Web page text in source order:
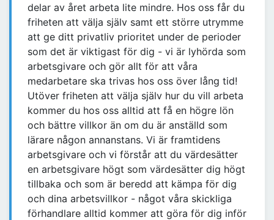
delar av året arbeta lite mindre. Hos oss får du
friheten att välja själv samt ett större utrymme
att ge ditt privatliv prioritet under de perioder
som det är viktigast för dig - vi är lyhörda som
arbetsgivare och gör allt för att våra
medarbetare ska trivas hos oss över lång tid!
Utöver friheten att välja själv hur du vill arbeta
kommer du hos oss alltid att få en högre lön
och bättre villkor än om du är anställd som
lärare någon annanstans. Vi är framtidens
arbetsgivare och vi förstår att du värdesätter
en arbetsgivare högt som värdesätter dig högt
tillbaka och som är beredd att kämpa för dig
och dina arbetsvillkor - något våra skickliga
förhandlare alltid kommer att göra för dig inför